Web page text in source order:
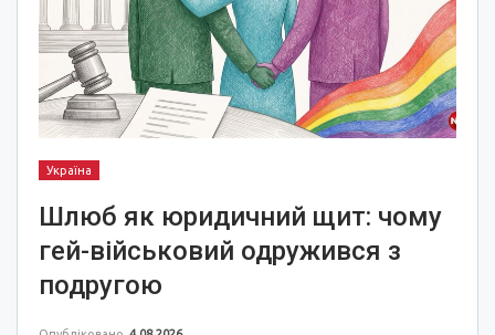
Україна
Шлюб як юридичний щит: чому
гей-військовий одружився з
подругою